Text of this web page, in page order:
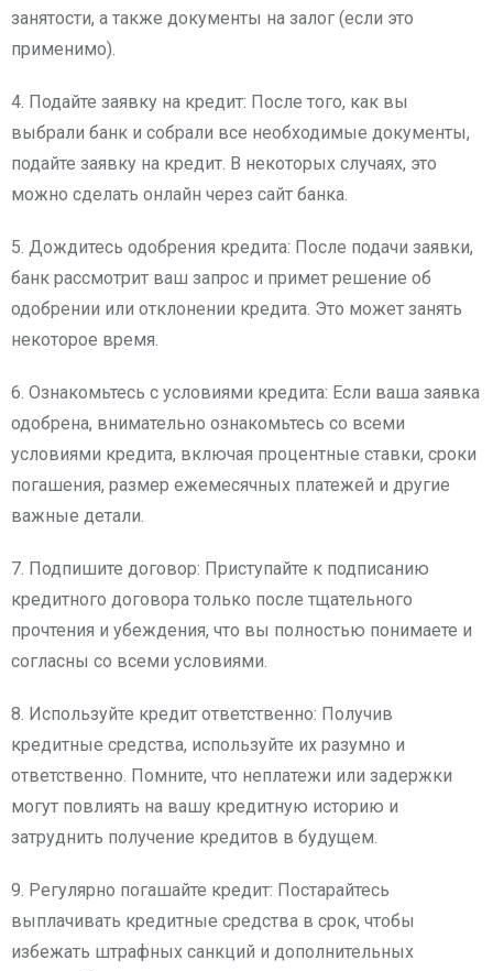
занятости, а также документы на залог (если это
применимо).
4. Подайте заявку на кредит: После того, как вы
выбрали банк и собрали все необходимые документы,
подайте заявку на кредит. В некоторых случаях, это
можно сделать онлайн через сайт банка.
5. Дождитесь одобрения кредита: После подачи заявки,
банк рассмотрит ваш запрос и примет решение об
одобрении или отклонении кредита. Это может занять
некоторое время.
6. Ознакомьтесь с условиями кредита: Если ваша заявка
одобрена, внимательно ознакомьтесь со всеми
условиями кредита, включая процентные ставки, сроки
погашения, размер ежемесячных платежей и другие
важные детали.
7. Подпишите договор: Приступайте к подписанию
кредитного договора только после тщательного
прочтения и убеждения, что вы полностью понимаете и
согласны со всеми условиями.
8. Используйте кредит ответственно: Получив
кредитные средства, используйте их разумно и
ответственно. Помните, что неплатежи или задержки
могут повлиять на вашу кредитную историю и
затруднить получение кредитов в будущем.
9. Регулярно погашайте кредит: Постарайтесь
выплачивать кредитные средства в срок, чтобы
избежать штрафных санкций и дополнительных